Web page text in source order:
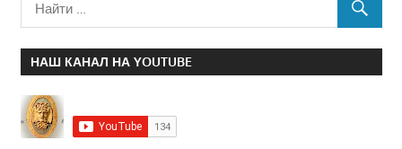
НАШ КАНАЛ НА YOUTUBE